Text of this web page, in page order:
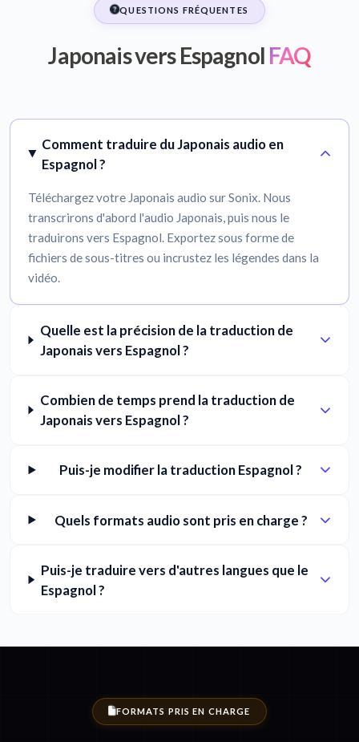
QUESTIONS FRÉQUENTES
Japonais vers Espagnol FAQ
Comment traduire du Japonais audio en
Espagnol ?
Téléchargez votre Japonais audio sur Sonix. Nous
transcrirons d'abord l'audio Japonais, puis nous le
traduirons vers Espagnol. Exportez sous forme de
fichiers de sous-titres ou incrustez les légendes dans la
vidéo.
Quelle est la précision de la traduction de
Japonais vers Espagnol ?
Combien de temps prend la traduction de
Japonais vers Espagnol ?
Puis-je modifier la traduction Espagnol ?
Quels formats audio sont pris en charge ?
Puis-je traduire vers d'autres langues que le
Espagnol ?
FORMATS PRIS EN CHARGE